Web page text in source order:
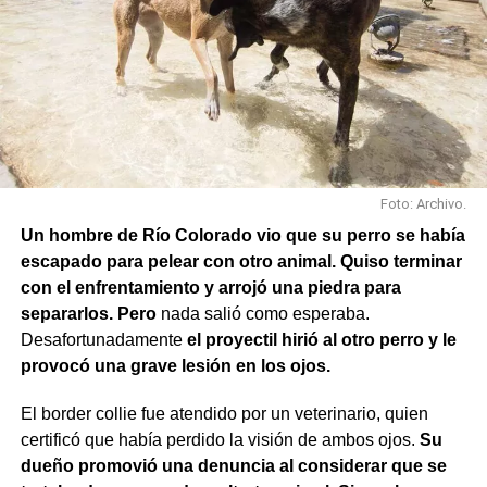
Rochdale y Jujuy; Yrigoyen y Mendoza; Yrigoyen y
Avenida Roca; y Chula Vista, casi San Juan.
También se efectuaron trabajos en Los Fresnos y Vintter;
Avenida Viterbori y Lago Mascardi; Avenida Roca y
Gadano; y Gadano al 846, donde se retiró una rejilla
Foto: Archivo.
Un hombre de Río Colorado vio que su perro se había
escapado para pelear con otro animal. Quiso terminar
con el enfrentamiento y arrojó una piedra para
separarlos. Peronada salió como esperaba.
Desafortunadamente el proyectil hirió al otro perro y le
provocó una grave lesión en los ojos.
El border collie fue atendido por un veterinario, quien
certificó que había perdido la visión de ambos ojos. Su
dueño promovió una denuncia al considerar que se